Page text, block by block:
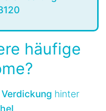
häufige
Verdickung hinter